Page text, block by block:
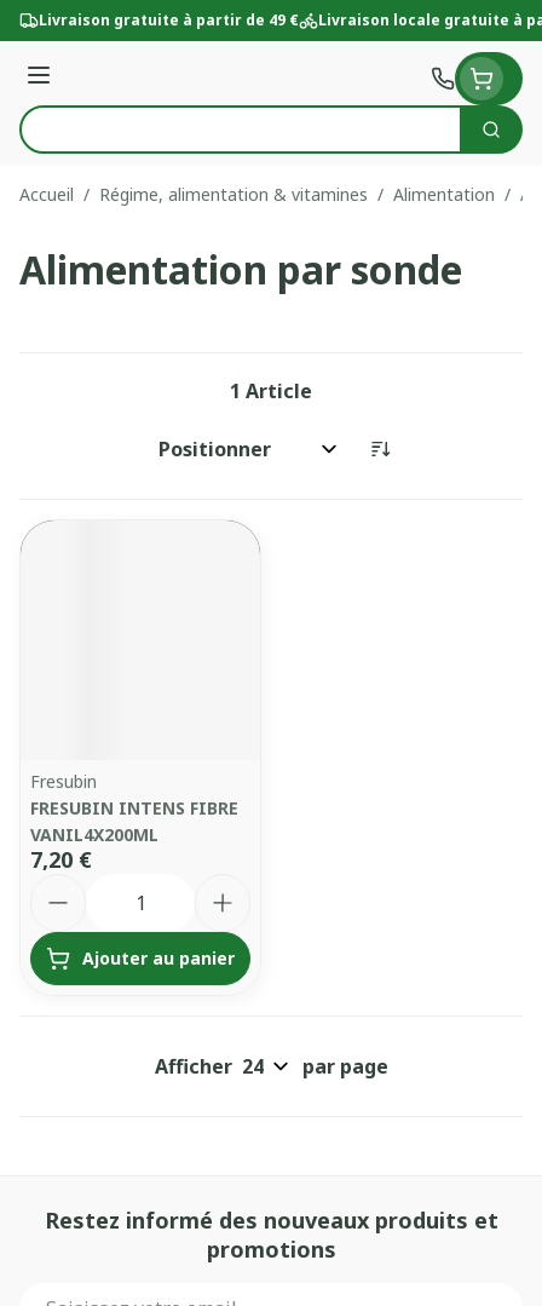
Aller au contenu
Livraison gratuite à partir de 49 € Livraison locale gratuite à
Menu
Rechercher
Accueil / Régime, alimentation & vitamines / Alimentation /
Alimentation par sonde
1 Article
Trier par:
Fresubin
FRESUBIN INTENS FIBRE
VANIL4X200ML
7,20 €
Ajouter au panier
Afficher par page
Restez informé des nouveaux produits et
promotions